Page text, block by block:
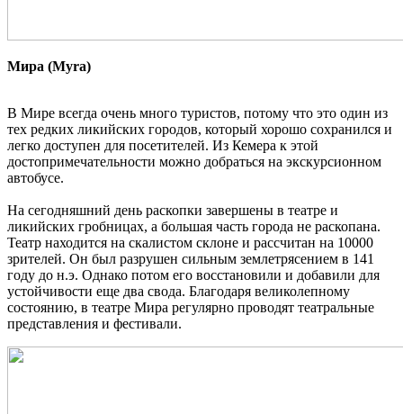
Мира (Myra)
В Мире всегда очень много туристов, потому что это один из
тех редких ликийских городов, который хорошо сохранился и
легко доступен для посетителей. Из Кемера к этой
достопримечательности можно добраться на экскурсионном
автобусе.
На сегодняшний день раскопки завершены в театре и
ликийских гробницах, а большая часть города не раскопана.
Театр находится на скалистом склоне и рассчитан на 10000
зрителей. Он был разрушен сильным землетрясением в 141
году до н.э. Однако потом его восстановили и добавили для
устойчивости еще два свода. Благодаря великолепному
состоянию, в театре Мира регулярно проводят театральные
представления и фестивали.